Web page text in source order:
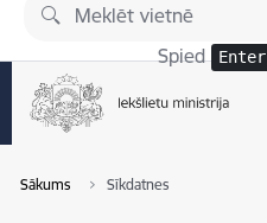
Pāriet uz lapas saturu
Spied Enter
Sākums Sīkdatnes